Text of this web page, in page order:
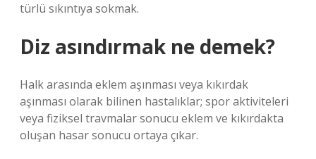
türlü sıkıntıya sokmak.
Diz asındırmak ne demek?
Halk arasında eklem aşınması veya kıkırdak
aşınması olarak bilinen hastalıklar; spor aktiviteleri
veya fiziksel travmalar sonucu eklem ve kıkırdakta
oluşan hasar sonucu ortaya çıkar.